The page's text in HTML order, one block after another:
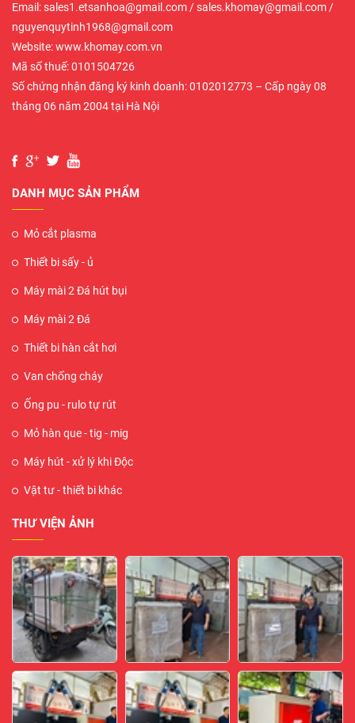
Email: sales1.etsanhoa@gmail.com / sales.khomay@gmail.com /
nguyenquytinh1968@gmail.com
Website: www.khomay.com.vn
Mã số thuế: 0101504726
Số chứng nhận đăng ký kinh doanh: 0102012773 – Cấp ngày 08
tháng 06 năm 2004 tại Hà Nội
DANH MỤC SẢN PHẨM
Mỏ cắt plasma
Thiết bi sấy - ủ
Máy mài 2 Đá hút bụi
Máy mài 2 Đá
Thiết bi hàn cắt hơi
Van chống cháy
Ống pu - rulo tự rút
Mỏ hàn que - tig - mig
Máy hút - xử lý khi Độc
Vật tư - thiết bi khác
THƯ VIỆN ẢNH